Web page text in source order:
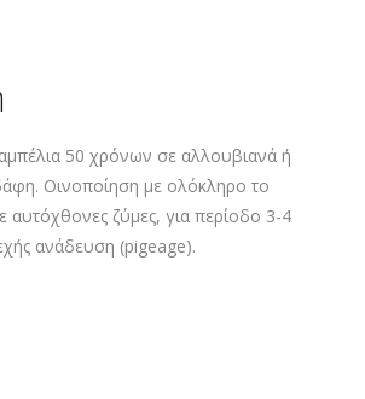
50 χρόνων σε αλλουβιανά ή
Οινοποίηση με ολόκληρο το
αυτόχθονες ζύμες, για περίοδο 3-4
ανάδευση (pigeage).